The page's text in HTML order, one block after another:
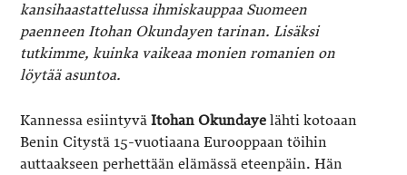
kansihaastattelussa ihmiskauppaa Suomeen
paenneen Itohan Okundayen tarinan. Lisäksi
tutkimme, kuinka vaikeaa monien romanien on
löytää asuntoa.
Kannessa esiintyväItohan Okundaye lähti kotoaan
Benin Citystä 15-vuotiaana Eurooppaan töihin
auttaakseen perhettään elämässä eteenpäin. Hän